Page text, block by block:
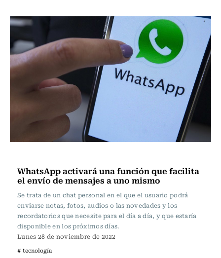
WhatsApp activará una función que facilita
el envío de mensajes a uno mismo
Se trata de un chat personal en el que el usuario podrá
enviarse notas, fotos, audios o las novedades y los
recordatorios que necesite para el día a día, y que estaría
disponible en los próximos días.
Lunes 28 de noviembre de 2022
# tecnología